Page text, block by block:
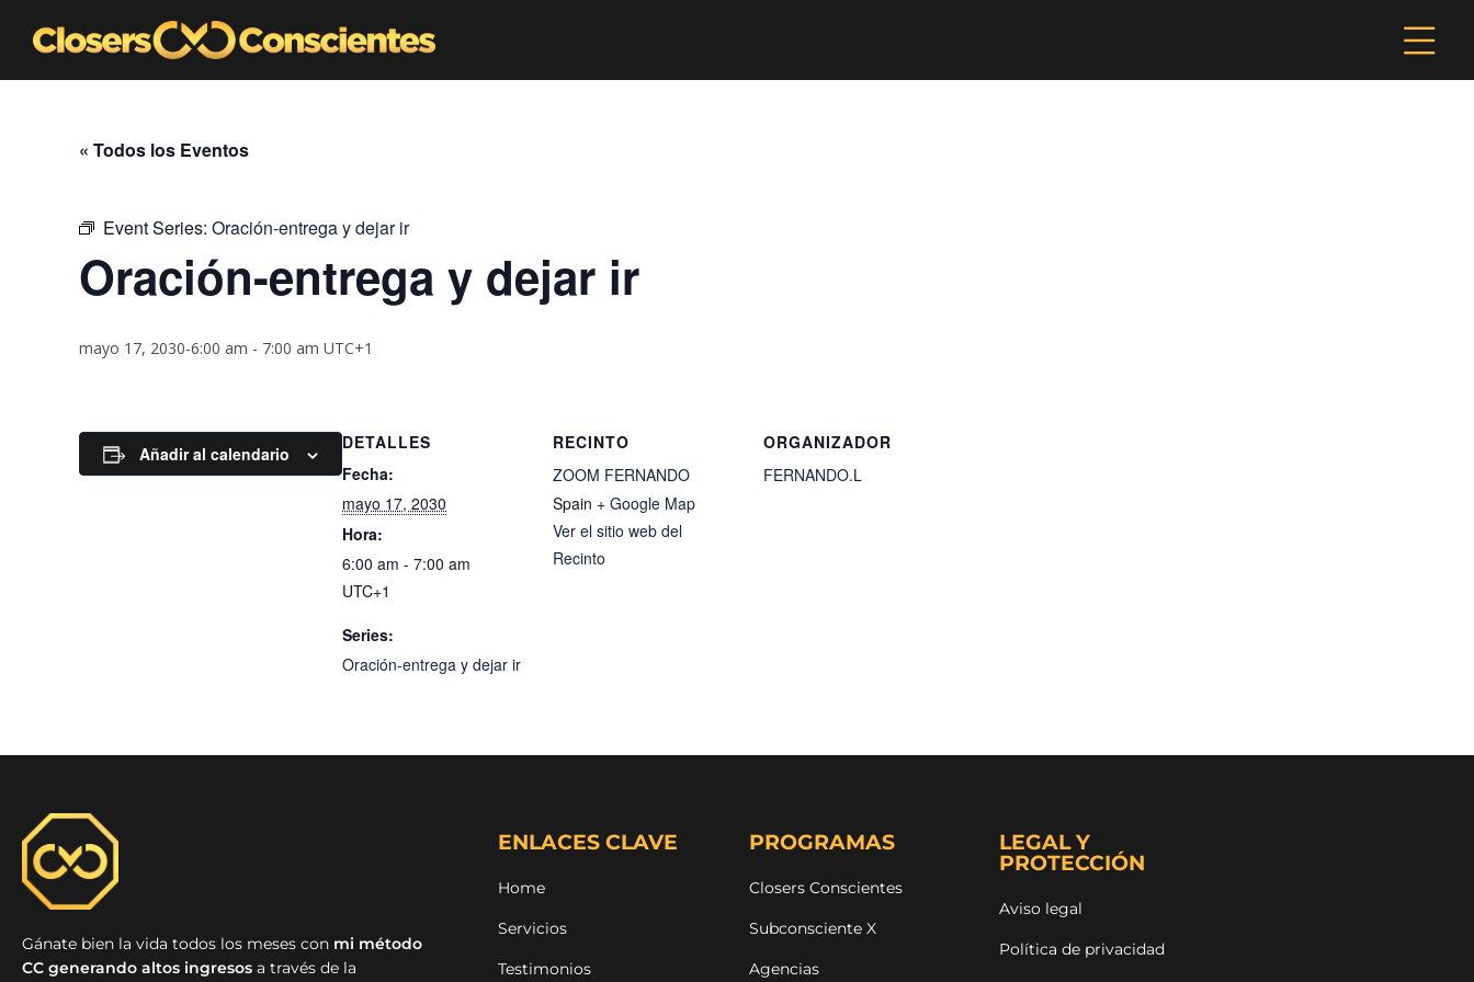
« Todos los Eventos
Event Series: Oración-entrega y dejar ir
Oración-entrega y dejar ir
mayo 17, 2030-6:00 am - 7:00 am UTC+1
Añadir al calendario
DETALLES
Fecha:
mayo 17, 2030
Hora:
6:00 am - 7:00 am
UTC+1
Series:
Oración-entrega y dejar ir
RECINTO
ZOOM FERNANDO
Spain + Google Map
Ver el sitio web del
Recinto
ORGANIZADOR
FERNANDO.L
Gánate bien la vida todos los meses con mi método
CC generando altos ingresos a través de la
ENLACES CLAVE
Home
Servicios
Testimonios
PROGRAMAS
Closers Conscientes
Subconsciente X
Agencias
LEGAL Y
PROTECCIÓN
Aviso legal
Política de privacidad